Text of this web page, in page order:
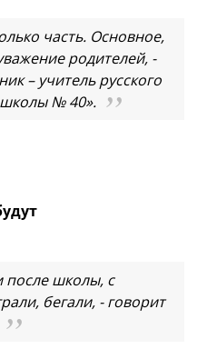
часть. Основное,
родителей, -
– учитель русского
№ 40».
школы, с
бегали, - говорит